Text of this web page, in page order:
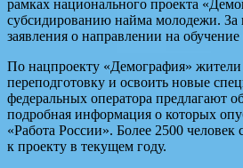
рамках национального проекта
субсидированию найма молодежи. За
заявления о направлении на
По нацпроекту «Демография»
переподготовку и освоить новые
федеральных оператора предлагают
подробная информация о которых
«Работа России». Более 2500 человек
к проекту в текущем году.